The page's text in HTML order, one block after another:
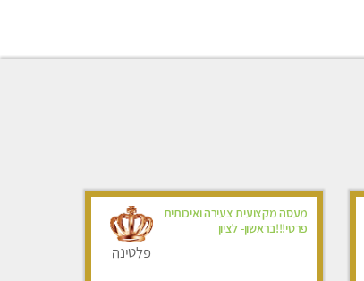
מעסה מקצועית צעירה ואיכותית
פרטי!!!בראשון- לציון
פלטינה